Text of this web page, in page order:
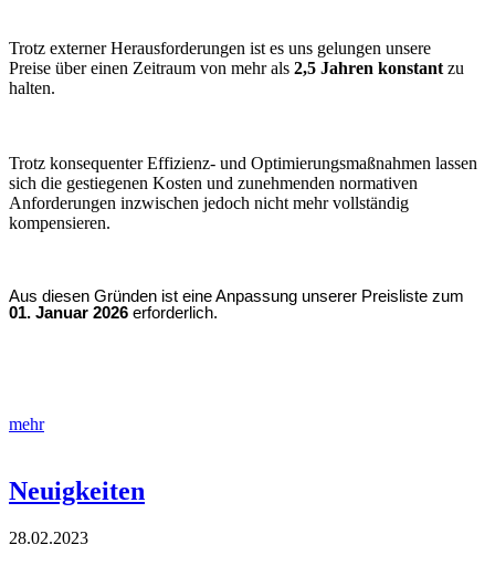
Trotz externer Herausforderungen ist es uns gelungen unsere
Preise über einen Zeitraum von mehr als 2,5 Jahren konstant zu
halten.
Trotz konsequenter Effizienz- und Optimierungsmaßnahmen lassen
sich die gestiegenen Kosten und zunehmenden normativen
Anforderungen inzwischen jedoch nicht mehr vollständig
kompensieren.
Aus diesen Gründen ist eine Anpassung unserer Preisliste zum
01. Januar 2026 erforderlich.
mehr
Neuigkeiten
28.02.2023